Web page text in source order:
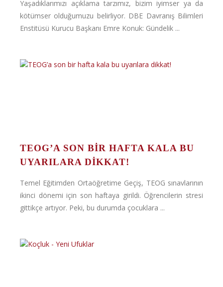
Yaşadıklarımızı açıklama tarzımız, bizim iyimser ya da
kötümser olduğumuzu belirliyor. DBE Davranış Bilimleri
Enstitüsü Kurucu Başkanı Emre Konuk: Gündelik ...
TEOG’A SON BIR HAFTA KALA BU
UYARILARA DIKKAT!
Temel Eğitimden Ortaöğretime Geçiş, TEOG sınavlarının
ikinci dönemi için son haftaya girildi. Öğrencilerin stresi
gittikçe artıyor. Peki, bu durumda çocuklara ...